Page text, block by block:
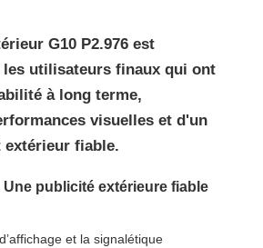
G10 P2.976 est
les utilisateurs finaux qui ont
à long terme,
visuelles et d'un
fiable.
Une publicité extérieure fiable
et la signalétique